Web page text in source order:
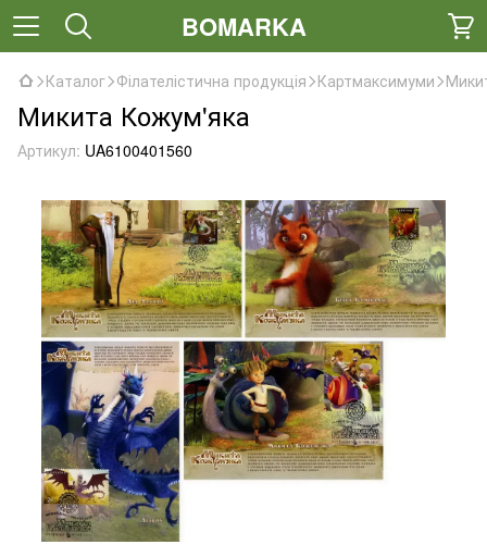
BOMARKA
Каталог Філателістична продукція Картмаксимуми
Микита Кожум'яка
Артикул: UA6100401560